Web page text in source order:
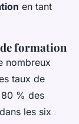
en tant
formation
nombreux
taux de
% des
les six